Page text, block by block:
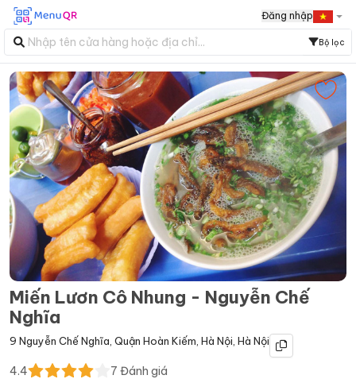
Đăng nhập
Bộ lọc
Miến Lươn Cô Nhung - Nguyễn Chế
Nghĩa
9 Nguyễn Chế Nghĩa, Quận Hoàn Kiếm, Hà Nội, Hà Nội
4.4 7 Đánh giá